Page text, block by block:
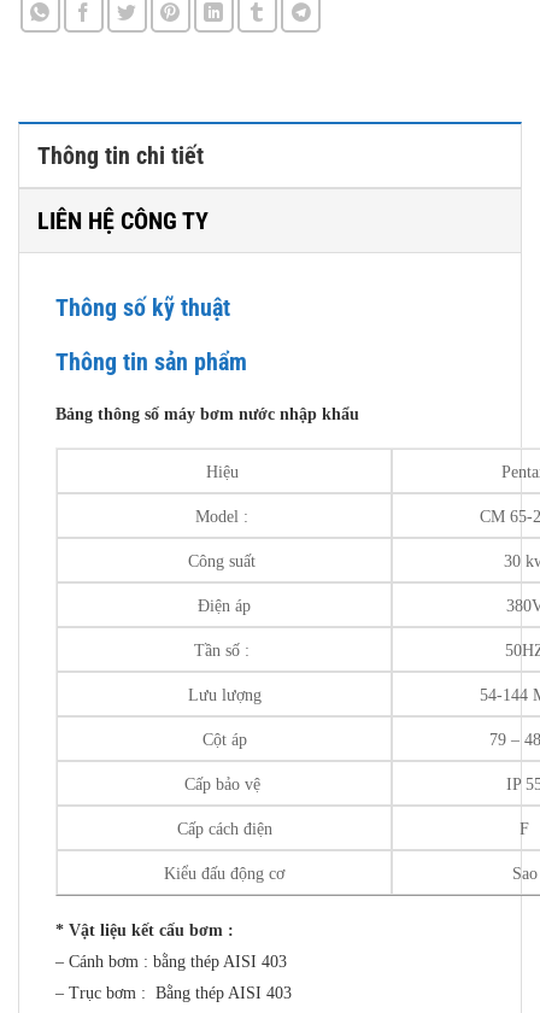
Thông tin chi tiết
LIÊN HỆ CÔNG TY
Thông số kỹ thuật
Thông tin sản phẩm
Bảng thông số máy bơm nước nhập khẩu
Hiệu
Model : CM 65-
Công suất 30
Điện áp
Tần số :
Lưu lượng 54-144
Cột áp 79 –
Cấp bảo vệ IP
Cấp cách điện F
Kiểu đấu động cơ Sao
* Vật liệu kết cấu bơm :
– Cánh bơm : bằng thép AISI 403
– Trục bơm : Bằng thép AISI 403